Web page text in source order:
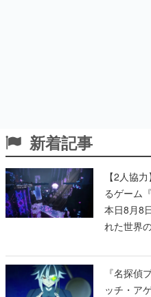
新着記事
【2人協
るゲーム
本日8月8
れた世界
『名探偵
ッチ・ア